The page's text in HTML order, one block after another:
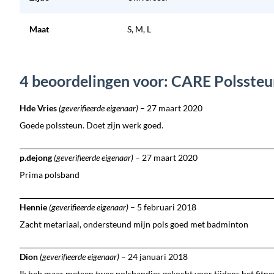
Maat S, M, L
4 beoordelingen voor: CARE
Hde Vries(geverifieerde eigenaar) – 27 maart 2020
Goede polssteun. Doet zijn werk goed.
p.dejong(geverifieerde eigenaar) – 27 maart 2020
Prima polsband
Hennie(geverifieerde eigenaar) – 5 februari 2018
Zacht metariaal, ondersteund mijn pols goed met badminton
Dion(geverifieerde eigenaar) – 24 januari 2018